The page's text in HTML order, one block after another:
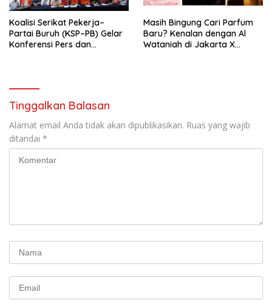
Koalisi Serikat Pekerja–
Partai Buruh (KSP–PB) Gelar
Konferensi Pers dan
RUU Ketenagakerjaan Baru.
Masih Bingung Cari Parfum
Baru? Kenalan dengan Al
Wataniah di Jakarta X
Tinggalkan Balasan
Alamat email Anda tidak akan dipublikasikan. Ruas yang wajib
ditandai *